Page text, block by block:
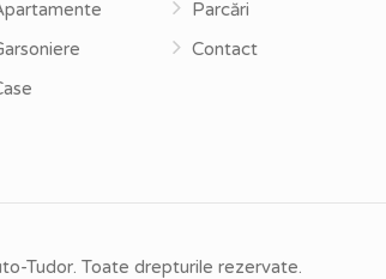
Parcări
Contact
Tudor. Toate drepturile rezervate.